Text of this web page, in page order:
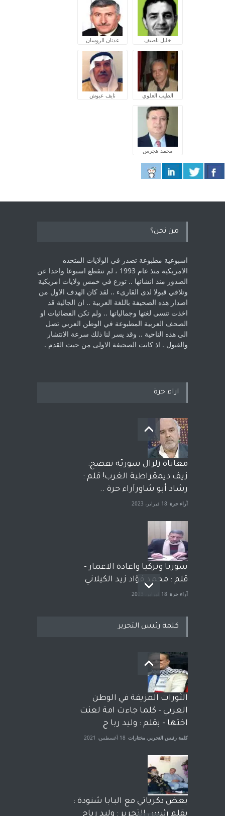
خليل ناصيف عدنان الروسان
الطيب العلوي نايف عبوش
محمد هجرس
من نحن؟
اسبوعية مطبوعة تصدر في الولايات المتحده
الامريكية منذ عام 1993 ، لم ‏تنقطع اسبوعا واحدا عن
الصدور منذ انشائها .. توزع في خمس ولايات امريكية
‏وتلاقي قبولا لدى القارىء ..‏ لقد كان الهدف الاول من
اصدار هذه الصحيفة باللغة العربية .. ان الجالية قد
اخذت ‏تنسى لغتها وجمالياتها .. ولم تكن الفضائيات او
الصحف العربية المطبوعة في الوطن ‏العربي تصل
الى هذه الناحية .. وقد يسر لنا ذلك سرعة الانتشار
والقبول . اذ كانت ‏الصحيفة الاولى من حيث القدم . ‏
اراء حرة
معاناة زلزال سوريّة تفضح:
زيف ديمقراطية الغرب! قلم :
رشاد أبو شاورآراء حرة ..
آراء حرة 18 فبراير، 2023
سوريا وتركيا واعادة الاعمار -
قلم : محمد فؤاد زيد الكيلاني
آراء حرة 18 فبراير، 2023
بعد معارك قضائية طاحنة كتب
وترافع فيها بنفسه مرة اخرى..
الشيخ طارق يوسف يقهر
الحكومة الأمريكية ، فأعطوه
الجنسية عن يد وهم صاغرون،
آراء حرة مختارات 7 أبريل، 2023
كلمة رئيس التحرير
الثورات المزيفة في الوطن
العربي - كلما جاءت امة لعنت
اختها - بقلم : وليد ربا ح
كلمة رئيس التحرير , مختارات 18 أغسطس، 2021
بعض ذكرياتي مع البابا شنودة :
بقلم رئيس التحرير : وليد رباح